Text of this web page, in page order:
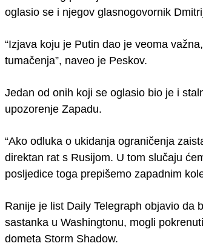
oglasio se i njegov glasnogovornik
“Izjava koju je Putin dao je veoma
tumačenja”, naveo je Peskov.
Jedan od onih koji se oglasio bio je i
upozorenje Zapadu.
“Ako odluka o ukidanja ograničenja
direktan rat s Rusijom. U tom slučaju
posljedice toga prepišemo zapadnim
Ranije je list Daily Telegraph objavio da
sastanka u Washingtonu, mogli
dometa Storm Shadow.